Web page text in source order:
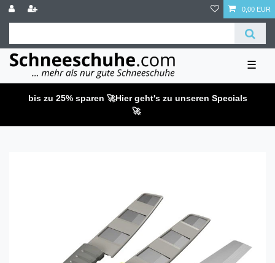
0,00 EUR
☰
bis zu 25% sparen 🚀Hier geht's zu unseren Specials
🚀